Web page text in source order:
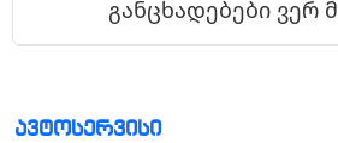
ავტოსერვისი